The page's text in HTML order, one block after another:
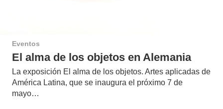
Eventos
El alma de los objetos en Alemania
La exposición El alma de los objetos. Artes aplicadas de
América Latina, que se inaugura el próximo 7 de
mayo…